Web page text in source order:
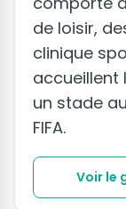
de loisir,
clinique
accueillent
un stade
FIFA.
Voir le